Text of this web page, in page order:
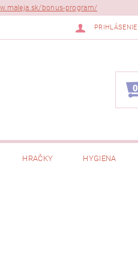
bonus-program/
PRIHLÁSENIE
0
HRAČKY HYGIENA